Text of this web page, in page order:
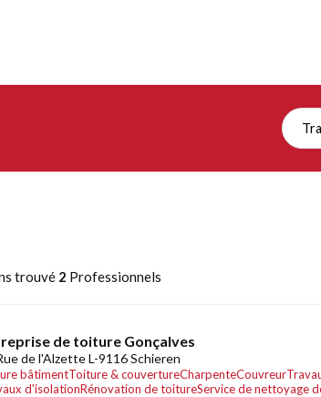
trouvé 2 Professionnels
de toiture Gonçalves
de l'Alzette L-9116 Schieren
bâtimentToiture & couvertureCharpenteCouvreur
d'isolationRénovation de toitureService de nettoyage